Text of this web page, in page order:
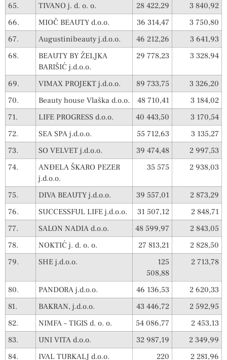
65. TIVANO j. d. o. o. 28 422,29
3 840,92
66.
MIOČ BEAUTY d.o.o. 36 314,47
3 750,80
67.
Augustinibeauty j.d.o.o. 46 212,26
3 641,93
68.
BEAUTY BY ŽELJKA
BARIŠIĆ j.d.o.o.
29 778,23 3 328,94
69. VIMAX PROJEKT j.d.o.o. 89 733,75
3 326,20
70.
Beauty house Vlaška d.o.o. 48 710,41
3 184,02
71.
LIFE PROGRESS d.o.o. 40 443,50
3 170,54
72.
SEA SPA j.d.o.o. 55 712,63
3 135,27
73.
SO VELVET j.d.o.o. 39 474,48
2 997,53
74.
ANĐELA ŠKARO PEZER
j.d.o.o.
35 575 2 938,03
75. DIVA BEAUTY j.d.o.o. 39 557,01
2 873,29
76.
SUCCESSFUL LIFE j.d.o.o. 31 507,12
2 848,71
77.
SALON NADIA d.o.o. 48 599,97
2 843,05
78.
NOKTIĆ j. d. o. o. 27 813,21
2 828,50
79.
SHE j.d.o.o.
125
508,88
2 713,78
80. PANDORA j.d.o.o. 46 136,53
2 620,33
81.
BAKRAN, j.d.o.o. 43 446,72
2 592,95
82.
NIMFA – TIGIS d. o. o. 54 086,77
2 453,13
83.
UNI VITA d.o.o. 32 987,19
2 349,99
84.
IVAL TURKALJ d.o.o.
220
2 281,96